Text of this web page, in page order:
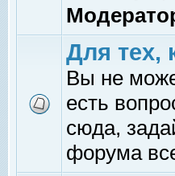
Для тех,
Вы не
есть
сюда,
форума